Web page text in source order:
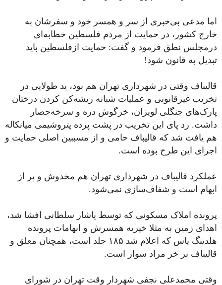
اما مدعی بی‌خبری از سر و همسر خود و سفرشان به
خارج کشور، در حمایت از مردم فلسطین خطابه‌ای
درمجلس نطق فرمود و گفت: حمایت ازفلسطین باید
تبدیل به قانون شود!
قالیباف وقتی در شهرداری تهران هم بود، ید طولایی در
تخریب غیرقانونی و عملیات شبانه ریشه‌کن کردن درختان
پارک‌های جنگلی لویزان، خرگوش دره و سرخه‌حصار
داشت. رد پای این تخریب در پشت پرده پتروشیمی‌ میانکاله
هم یافت شد که قالیباف حامی‌ و از مسببین اصلی حمایت و
اجرای این طرح بوده است.
عملکرد قالیباف در شهرداری تهران هم مخدوش و پر از
ابهام است و شفاف‌سازی نمی‌شود.
پرونده املاک مسکونی که توسط یاشار سلطانی افشا شد،
اهدای زمین به مثلا خیریه همسرش و ابهامات پرونده
هلدینگ یاس که اعلام شد ۱۸۵ جلد است، همچنان معلق و
قالیباف بر خر مراد سوار است.
وقتی محمدعلی نجفی شهردار وقت تهران در شورای